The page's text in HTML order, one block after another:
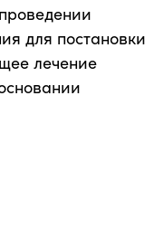
для постановки
лечение